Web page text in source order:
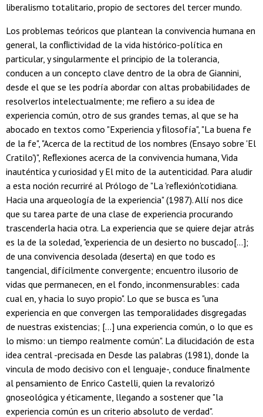
liberalismo totalitario, propio de sectores del tercer mundo.
Los problemas teóricos que plantean la convivencia humana en
general, la conﬂictividad de la vida histórico-política en
particular, y singularmente el principio de la tolerancia,
conducen a un concepto clave dentro de la obra de Giannini,
desde el que se les podría abordar con altas probabilidades de
resolverlos intelectualmente; me reﬁero a su idea de
experiencia común, otro de sus grandes temas, al que se ha
abocado en textos como "Experiencia y ﬁlosofía", "La buena fe
de la fe", "Acerca de la rectitud de los nombres (Ensayo sobre 'El
Cratilo')", Reﬂexiones acerca de la convivencia humana, Vida
inauténtica y curiosidad y El mito de la autenticidad. Para aludir
a esta noción recurriré al Prólogo de "La 'reﬂexión'cotidiana.
Hacia una arqueología de la experiencia" (1987). Allí nos dice
que su tarea parte de una clase de experiencia procurando
trascenderla hacia otra. La experiencia que se quiere dejar atrás
es la de la soledad, "experiencia de un desierto no buscado[...];
de una convivencia desolada (deserta) en que todo es
tangencial, difícilmente convergente; encuentro ilusorio de
vidas que permanecen, en el fondo, inconmensurables: cada
cual en, y hacia lo suyo propio". Lo que se busca es "una
experiencia en que convergen las temporalidades disgregadas
de nuestras existencias; [...] una experiencia común, o lo que es
lo mismo: un tiempo realmente común". La dilucidación de esta
idea central -precisada en Desde las palabras (1981), donde la
vincula de modo decisivo con el lenguaje-, conduce ﬁnalmente
al pensamiento de Enrico Castelli, quien la revalorizó
gnoseológica y éticamente, llegando a sostener que "la
experiencia común es un criterio absoluto de verdad".